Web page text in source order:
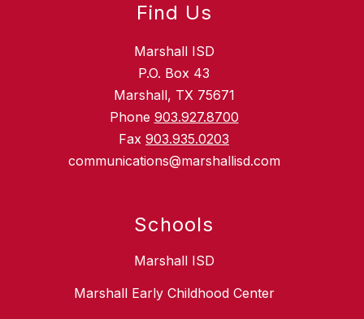
Find Us
Marshall ISD
P.O. Box 43
Marshall, TX 75671
Phone 903.927.8700
Fax 903.935.0203
communications@marshallisd.com
Schools
Marshall ISD
Marshall Early Childhood Center